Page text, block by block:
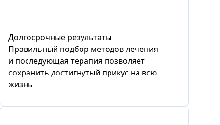
Долгосрочные результаты
Правильный подбор методов лечения
и последующая терапия позволяет
сохранить достигнутый прикус на всю
жизнь